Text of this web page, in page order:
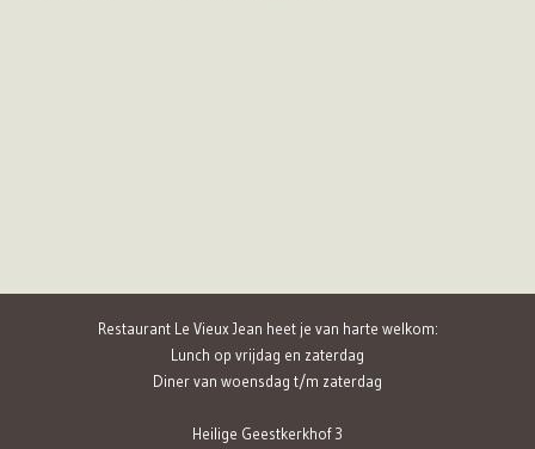
Restaurant Le Vieux Jean heet je van harte welkom:
Lunch op vrijdag en zaterdag
Diner van woensdag t/m zaterdag
Heilige Geestkerkhof 3